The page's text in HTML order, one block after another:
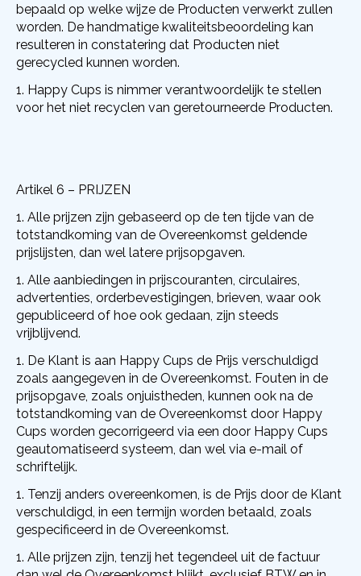
bepaald op welke wijze de Producten verwerkt zullen
worden. De handmatige kwaliteitsbeoordeling kan
resulteren in constatering dat Producten niet
gerecycled kunnen worden.
Happy Cups is nimmer verantwoordelijk te stellen
voor het niet recyclen van geretourneerde Producten.
Artikel 6 – PRIJZEN
Alle prijzen zijn gebaseerd op de ten tijde van de
totstandkoming van de Overeenkomst geldende
prijslijsten, dan wel latere prijsopgaven.
Alle aanbiedingen in prijscouranten, circulaires,
advertenties, orderbevestigingen, brieven, waar ook
gepubliceerd of hoe ook gedaan, zijn steeds
vrijblijvend.
De Klant is aan Happy Cups de Prijs verschuldigd
zoals aangegeven in de Overeenkomst. Fouten in de
prijsopgave, zoals onjuistheden, kunnen ook na de
totstandkoming van de Overeenkomst door Happy
Cups worden gecorrigeerd via een door Happy Cups
geautomatiseerd systeem, dan wel via e-mail of
schriftelijk.
Tenzij anders overeenkomen, is de Prijs door de Klant
verschuldigd, in een termijn worden betaald, zoals
gespecificeerd in de Overeenkomst.
Alle prijzen zijn, tenzij het tegendeel uit de factuur